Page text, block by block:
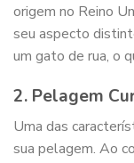
origem no Reino
seu aspecto
um gato de rua, o
2. Pelagem
Uma das
sua pelagem. Ao